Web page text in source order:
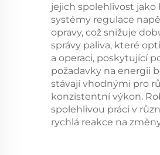
jejich spolehlivost
systémy regulace
opravy, což snižuje
správy paliva, které
a operaci, poskytující
požadavky na energii
stávají vhodnými pro
konzistentní výkon.
spolehlivou práci v
rychlá reakce na